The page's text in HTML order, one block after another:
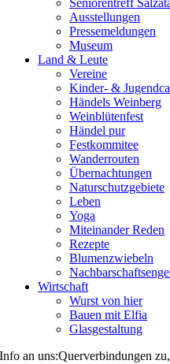
Seniorentreff
Ausstellungen
Pressemeldungen
Museum
Land & Leute
Vereine
Kinder- &
Händels Weinberg
Weinblütenfest
Händel pur
Festkommitee
Wanderrouten
Übernachtungen
Naturschutzgebiete
Leben
Yoga
Miteinander Reden
Rezepte
Blumenzwiebeln
Wirtschaft
Wurst von hier
Bauen mit Elfia
Glasgestaltung
Info an uns:Querverbindungen